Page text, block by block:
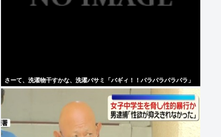
さーて、洗濯物干すかな、洗濯バサミ「バギィ！！パラパラパラパラ」